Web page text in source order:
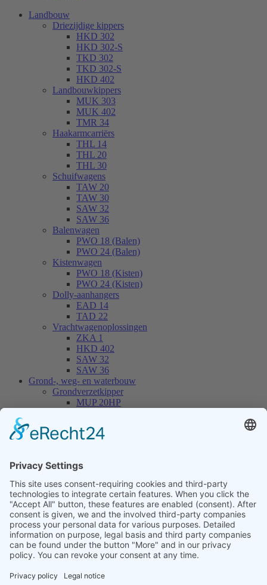
Landbouw
Driezijdige kippers
HKD 302
HKD 302-S
TKD 302
TKD 302-S
HKD 402
Landbouwkippers
MUK 303
MUK 402
TMR 34
Haakarmcarriërs
THL 14
THL 20
THL 30
Schuifwagens
TAW 20
TAW 30
SAW 32
SAW 36
Balenwagen
PWO 18 (Balen)
PWO 24 (Balen)
Kistenwagen
PWO 18 (Kisten)
PWO 24 (Kisten)
Dolly-aanhangers
EAD 14
TAD 22
Vrachtwagenoplossingen
ZKA 1
HKD 402
SAW 32
SAW 36
Grond-, weg- en waterbouw
Grondverzetkipper
MUP 20HP
MUP 30SP
THL 20
Containers
CONT 13
Voorraadmachines
Verhuur
Service / Werkplaats
Bedrijf
Online-Shop
Nieuws